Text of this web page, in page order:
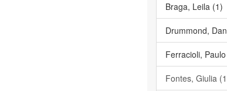
Braga, Leila (1)
Drummond,
Ferracioli,
Fontes, Giulia